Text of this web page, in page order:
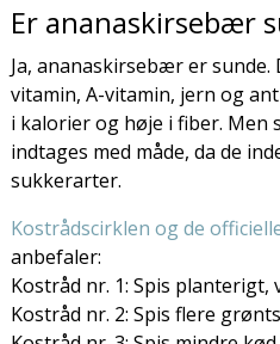
Er ananaskirsebær
Ja, ananaskirsebær er sunde.
vitamin, A-vitamin, jern og
i kalorier og høje i fiber. Men
indtages med måde, da de
sukkerarter.
Kostrådscirklen og de
anbefaler:
Kostråd nr. 1: Spis
Kostråd nr. 2: Spis flere